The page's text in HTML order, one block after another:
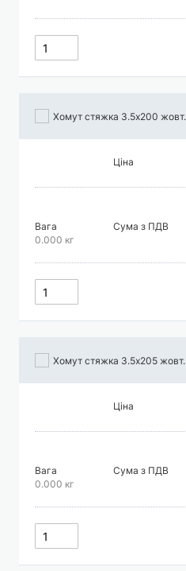
Хомут стяжка 3.5х200 жовт.
Ціна
Вага
0.000 кг
Сума з ПДВ
Хомут стяжка 3.5х205 жовт.
Ціна
Вага
0.000 кг
Сума з ПДВ